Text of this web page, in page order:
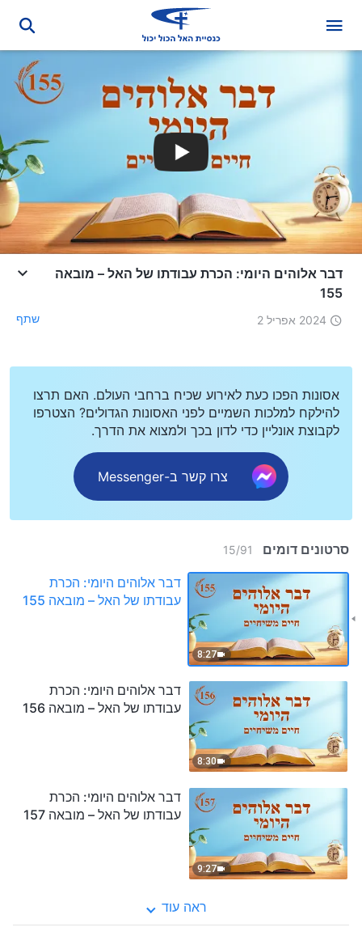
דבר אלוהים היומי: הכרת עבודתו של האל – מובאה
155
2024 אפריל 2 שתף
אסונות הפכו כעת לאירוע שכיח ברחבי העולם. האם תרצו
להילקח למלכות השמיים לפני האסונות הגדולים? הצטרפו
לקבוצת אונליין כדי לדון בכך ולמצוא את הדרך.
צרו קשר ב-Messenger
סרטונים דומים 15/91
8:27
דבר אלוהים היומי: הכרת
עבודתו של האל – מובאה 155
8:30
דבר אלוהים היומי: הכרת
עבודתו של האל – מובאה 156
9:27
דבר אלוהים היומי: הכרת
עבודתו של האל – מובאה 157
ראה עוד